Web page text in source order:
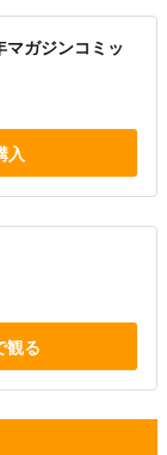
マガジンコミッ
入
観る